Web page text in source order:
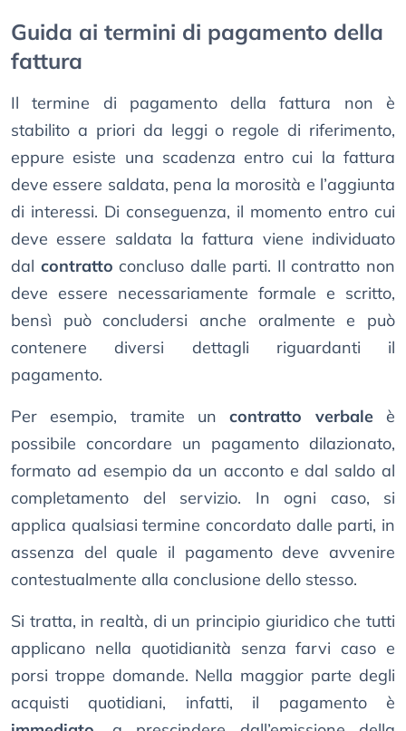
Guida ai termini di pagamento della
fattura
Il termine di pagamento della fattura non è
stabilito a priori da leggi o regole di riferimento,
eppure esiste una scadenza entro cui la fattura
deve essere saldata, pena la morosità e l’aggiunta
di interessi. Di conseguenza, il momento entro cui
deve essere saldata la fattura viene individuato
dal contratto concluso dalle parti. Il contratto non
deve essere necessariamente formale e scritto,
bensì può concludersi anche oralmente e può
contenere diversi dettagli riguardanti il
pagamento.
Per esempio, tramite uncontratto verbaleè
possibile concordare un pagamento dilazionato,
formato ad esempio da un acconto e dal saldo al
completamento del servizio. In ogni caso, si
applica qualsiasi termine concordato dalle parti, in
assenza del quale il pagamento deve avvenire
contestualmente alla conclusione dello stesso.
Si tratta, in realtà, di un principio giuridico che tutti
applicano nella quotidianità senza farvi caso e
porsi troppe domande. Nella maggior parte degli
acquisti quotidiani, infatti, il pagamento è